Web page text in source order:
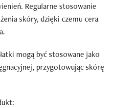
Regularne stosowanie
skóry, dzięki czemu cera
mogą być stosowane jako
przygotowując skórę